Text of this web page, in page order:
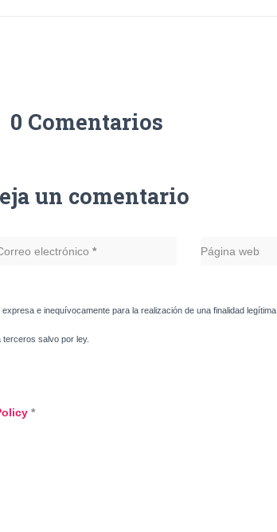
0 Comentarios
un comentario
electrónico * Página web
e inequívocamente para la realización de una finalidad legítima.
salvo por ley.
*